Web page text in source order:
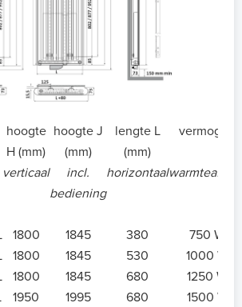
hoogte
H (mm)
hoogte J
(mm)
lengte L
(mm)
vermogen
verticaal
incl.
bediening
horizontaal
1800 1845 380
750 W
1800 1845 530
1000 W
1800 1845 680
1250 W
1950 1995 680
1500 W